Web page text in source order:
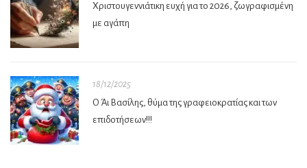
Χριστουγεννιάτικη ευχή για το 2026, ζωγραφισμένη
με αγάπη
18/12/2025
Ο Άι Βασίλης, θύμα της γραφειοκρατίας και των
επιδοτήσεων!!!